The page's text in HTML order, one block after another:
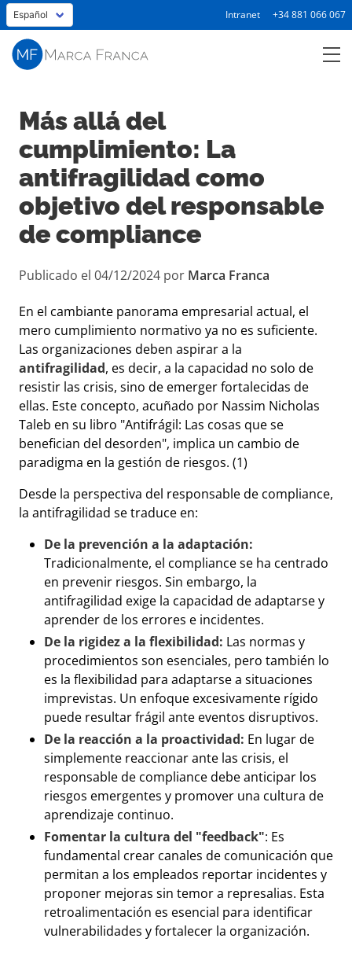
Intranet +34 881 066 067
Más allá del
cumplimiento: La
antifragilidad como
objetivo del responsable
de compliance
Publicado el 04/12/2024 por Marca Franca
En el cambiante panorama empresarial actual, el
mero cumplimiento normativo ya no es suficiente.
Las organizaciones deben aspirar a la
antifragilidad, es decir, a la capacidad no solo de
resistir las crisis, sino de emerger fortalecidas de
ellas. Este concepto, acuñado por Nassim Nicholas
Taleb en su libro "Antifrágil: Las cosas que se
benefician del desorden", implica un cambio de
paradigma en la gestión de riesgos. (1)
Desde la perspectiva del responsable de compliance,
la antifragilidad se traduce en:
De la prevención a la adaptación:
Tradicionalmente, el compliance se ha centrado
en prevenir riesgos. Sin embargo, la
antifragilidad exige la capacidad de adaptarse y
aprender de los errores e incidentes.
De la rigidez a la flexibilidad: Las normas y
procedimientos son esenciales, pero también lo
es la flexibilidad para adaptarse a situaciones
imprevistas. Un enfoque excesivamente rígido
puede resultar frágil ante eventos disruptivos.
De la reacción a la proactividad: En lugar de
simplemente reaccionar ante las crisis, el
responsable de compliance debe anticipar los
riesgos emergentes y promover una cultura de
aprendizaje continuo.
Fomentar la cultura del "feedback": Es
fundamental crear canales de comunicación que
permitan a los empleados reportar incidentes y
proponer mejoras sin temor a represalias. Esta
retroalimentación es esencial para identificar
vulnerabilidades y fortalecer la organización.